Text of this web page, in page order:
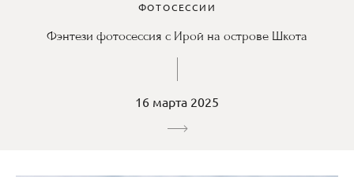
ФОТОСЕССИИ
Фэнтези фотосессия с Ирой на острове Шкота
16 марта 2025